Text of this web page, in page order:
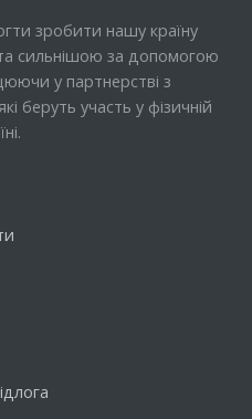
зробити нашу країну
сильнішою за допомогою
у партнерстві з
беруть участь у фізичній